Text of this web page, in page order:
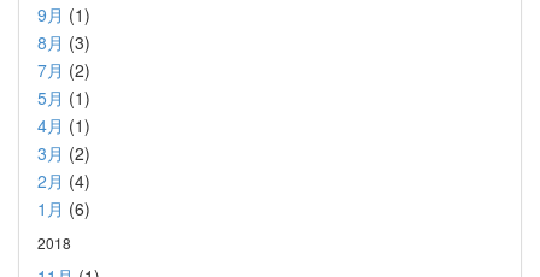
9月 (1)
8月 (3)
7月 (2)
5月 (1)
4月 (1)
3月 (2)
2月 (4)
1月 (6)
2018